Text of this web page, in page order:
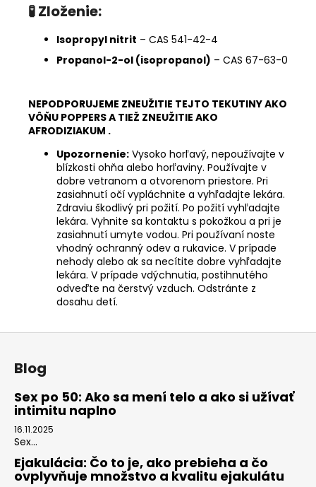
🧪Zloženie:
Isopropyl nitrit – CAS 541-42-4
Propanol-2-ol (isopropanol) – CAS 67-63-0
NEPODPORUJEME ZNEUŽITIE TEJTO TEKUTINY AKO
VÔŇU POPPERS A TIEŽ ZNEUŽITIE AKO
AFRODIZIAKUM .
Upozornenie: Vysoko horľavý, nepoužívajte v
blízkosti ohňa alebo horľaviny. Používajte v
dobre vetranom a otvorenom priestore. Pri
zasiahnutí očí vypláchnite a vyhľadajte lekára.
Zdraviu škodlivý pri požití. Po požití vyhľadajte
lekára. Vyhnite sa kontaktu s pokožkou a pri je
zasiahnutí umyte vodou. Pri používaní noste
vhodný ochranný odev a rukavice. V prípade
nehody alebo ak sa necítite dobre vyhľadajte
lekára. V prípade vdýchnutia, postihnutého
odveďte na čerstvý vzduch. Odstránte z
dosahu detí.
Z
Blog
Sex po 50: Ako sa mení telo a ako si užívať
intimitu naplno
16.11.2025
Sex...
Ejakulácia: Čo to je, ako prebieha a čo
ovplyvňuje množstvo a kvalitu ejakulátu